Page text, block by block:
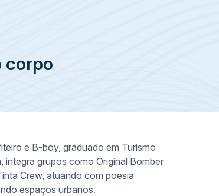
corpo
e B-boy, graduado em Turismo
integra grupos como Original Bomber
Crew, atuando com poesia
espaços urbanos.